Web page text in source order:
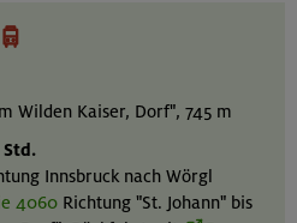

Wilden Kaiser, Dorf", 745 m
Std.
Innsbruck nach Wörgl
4060 Richtung "St. Johann" bis